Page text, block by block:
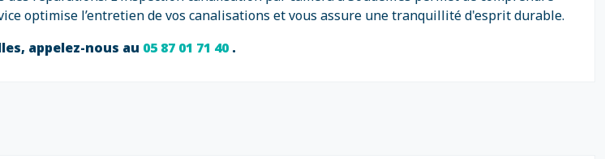
optimise l’entretien de vos canalisations et vous assure une tranquillité d'esprit durable.
appelez-nous au 05 87 01 71 40.